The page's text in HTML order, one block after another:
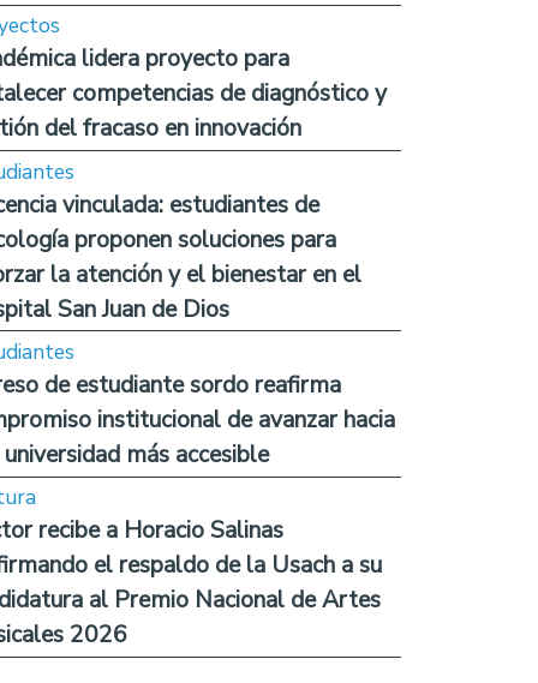
lidera proyecto para
competencias de diagnóstico y
del fracaso en innovación
vinculada: estudiantes de
proponen soluciones para
la atención y el bienestar en el
San Juan de Dios
de estudiante sordo reafirma
institucional de avanzar hacia
universidad más accesible
recibe a Horacio Salinas
el respaldo de la Usach a su
al Premio Nacional de Artes
2026